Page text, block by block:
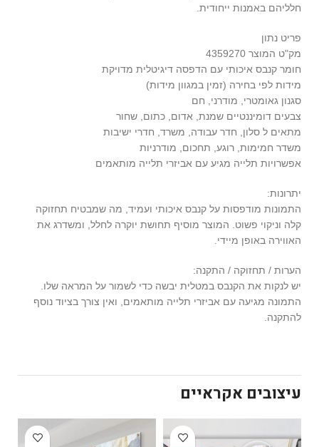
חלליהם באמנות ייחודית.
פריט נתון
מק"ט המוצר 4359270
חומר קנבס איכותי עם הדפסה דיגיטלית מדויקת
מידות לפי בחירה (זמין במגוון מידות)
סגנון גאומטרי, מודרני, חם
צבעים דומיננטיים שמנת, אדום, כתום, שחור
מתאים ל סלון, חדר עבודה, משרד, חדרי ישיבות
משדר חמימות, רוגע, תחכום, מודרניות
אפשרויות תלייה מגיע עם אביזרי תלייה מותאמים
יתרונות:
התמונות מודפסות על קנבס איכותי ועמיד, מה שמבטיח תחזוקה
קלה וניקוי פשוט. המוצר מוסיף תחושת יוקרה לחלל, ומשדרג את
האווירה באופן מיידי.
הערות / תחזוקה / התקנה:
יש לנקות את הקנבס במטלית יבשה כדי לשמור על המראה שלו.
התמונה מגיעה עם אביזרי תלייה מותאמים, ואין צורך בציוד נוסף
להתקנה.
עיצובים אקראיים